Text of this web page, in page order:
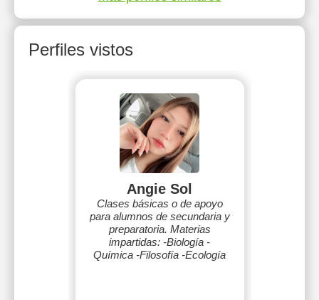
Perfiles vistos
Angie Sol
Clases básicas o de apoyo
para alumnos de secundaria y
preparatoria. Materias
impartidas: -Biología -
Química -Filosofía -Ecología